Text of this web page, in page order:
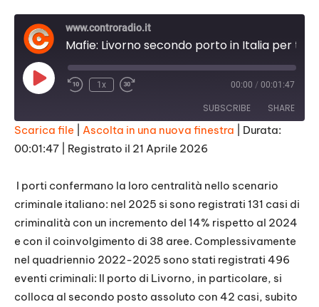
www.controradio.it
Play
Episode
1x 00:00 / 00:01:47
SUBSCRIBE SHARE
SHARE
LINK
EMBED
Scarica file Ascolta in una nuova finestra
Durata:
00:01:47
Registrato il 21 Aprile 2026
I porti confermano la loro centralità nello scenario
criminale italiano: nel 2025 si sono registrati 131 casi di
criminalità con un incremento del 14% rispetto al 2024
e con il coinvolgimento di 38 aree. Complessivamente
nel quadriennio 2022-2025 sono stati registrati 496
eventi criminali: Il porto di Livorno, in particolare, si
colloca al secondo posto assoluto con 42 casi, subito